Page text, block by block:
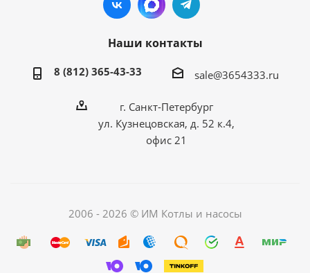
Наши контакты
8 (812) 365-43-33 sale@3654333.ru
г. Санкт-Петербург
ул. Кузнецовская, д. 52 к.4,
офис 21
2006 - 2026 © ИМ Котлы и насосы